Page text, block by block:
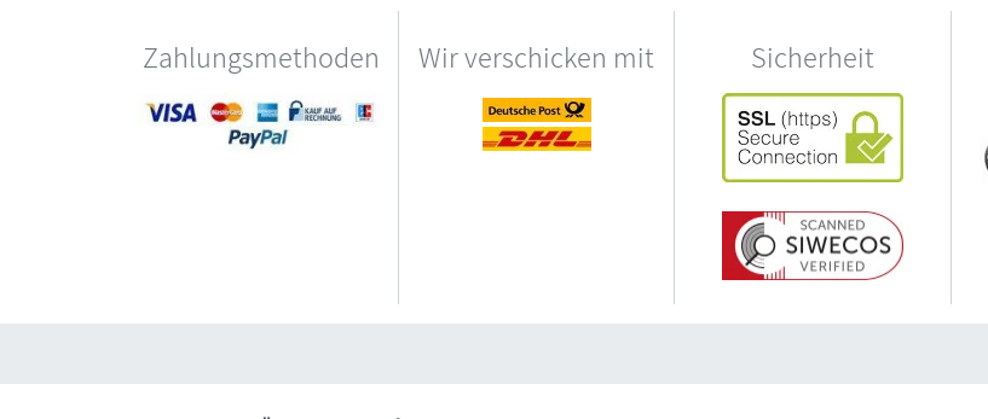
Zahlungsmethoden Wir verschicken mit Sicherheit